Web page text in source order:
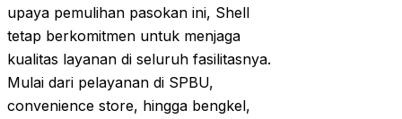
upaya pemulihan pasokan ini, Shell
tetap berkomitmen untuk menjaga
kualitas layanan di seluruh fasilitasnya.
Mulai dari pelayanan di SPBU,
convenience store, hingga bengkel,